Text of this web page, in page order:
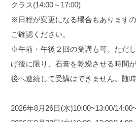
クラス(14:00～17:00)
※日程が変更になる場合もあります
ご確認ください。
※午前・午後２回の受講も可。ただ
げ後に限り、石膏を乾燥させる時間
後へ連続して受講はできません。随時
2026年8月26日(水)10:00~13:00/